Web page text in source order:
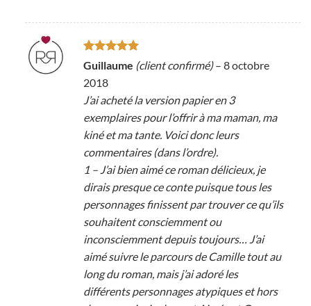
Note5sur
5
Guillaume (client confirmé) – 8 octobre
2018
J’ai acheté la version papier en 3
exemplaires pour l’offrir à ma maman, ma
kiné et ma tante. Voici donc leurs
commentaires (dans l’ordre).
1 – J’ai bien aimé ce roman délicieux, je
dirais presque ce conte puisque tous les
personnages finissent par trouver ce qu’ils
souhaitent consciemment ou
inconsciemment depuis toujours… J’ai
aimé suivre le parcours de Camille tout au
long du roman, mais j’ai adoré les
différents personnages atypiques et hors